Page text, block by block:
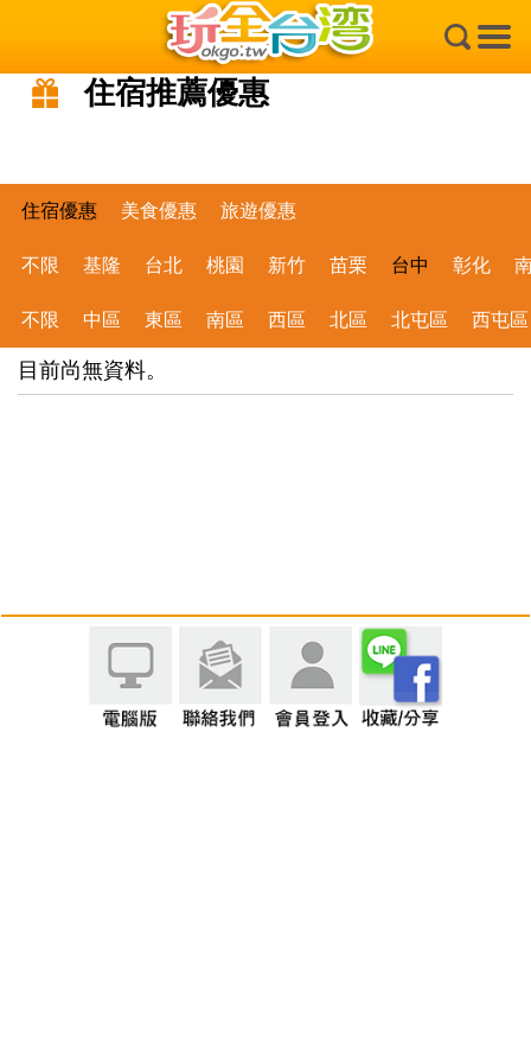
×
住宿推薦優惠
住宿優惠 美食優惠 旅遊優惠
不限 基隆 台北 桃園 新竹 苗栗 台中 彰化
不限 中區 東區 南區 西區 北區 北屯區 西屯區
目前尚無資料。